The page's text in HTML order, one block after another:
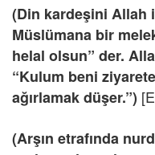
(Din kardeşini Allah
Müslümana bir
helal olsun” der.
“Kulum beni
ağırlamak düşer.”)
(Arşın etrafında